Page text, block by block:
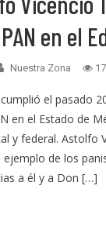
en el
Nuestra Zona
el pasado
en el Estado de
y federal. Astolfo
de los
a él y a Don […]